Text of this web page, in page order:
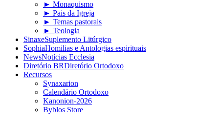
► Monaquismo
► Pais da Igreja
► Temas pastorais
► Teologia
SinaxeSuplemento Litúrgico
SophiaHomilias e Antologias espirituais
NewsNotícias Ecclesia
Diretório BRDiretório Ortodoxo
Recursos
Synaxarion
Calendário Ortodoxo
Kanonion-2026
Byblos Store